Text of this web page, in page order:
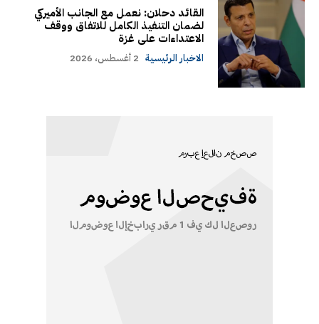
القائد دحلان: نعمل مع الجانب الأميركي
لضمان التنفيذ الكامل للاتفاق ووقف
الاعتداءات على غزة
الاخبار الرئيسية 2 أغسطس، 2026